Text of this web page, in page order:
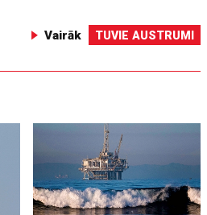
Vairāk TUVIE AUSTRUMI